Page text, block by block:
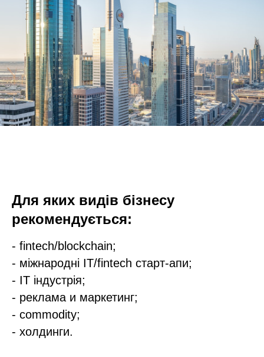
Для яких видів бізнесу
рекомендується:
- fintech/blockchain;
- міжнародні IT/fintech старт-апи;
- IT індустрія;
- реклама и маркетинг;
- commodity;
- холдинги.